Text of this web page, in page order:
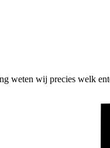
weten wij precies welk